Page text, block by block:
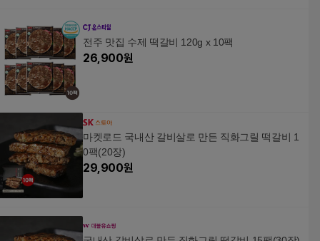
전주 맛집 수제 떡갈비 120g x 10팩
26,900원
마켓로드 국내산 갈비살로 만든 직화그릴 떡갈비 1
0팩(20장)
29,900원